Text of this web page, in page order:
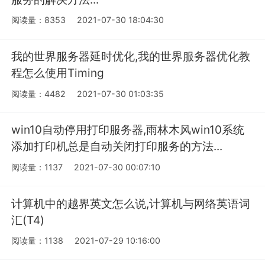
阅读量：8353 2021-07-30 18:04:30
我的世界服务器延时优化,我的世界服务器优化教
程怎么使用Timing
阅读量：4482 2021-07-30 01:03:35
win10自动停用打印服务器,雨林木风win10系统
添加打印机总是自动关闭打印服务的方法...
阅读量：1137 2021-07-30 00:07:10
计算机中的越界英文怎么说,计算机与网络英语词
汇(T4)
阅读量：1138 2021-07-29 10:16:00